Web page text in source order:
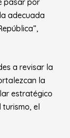
pasar por
adecuada
a revisar la
la
estratégico
el